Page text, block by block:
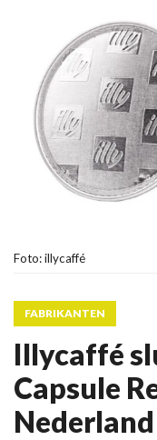
Foto: illycaffé
FABRIKANTEN
Illycaffé
Capsule
Nederland